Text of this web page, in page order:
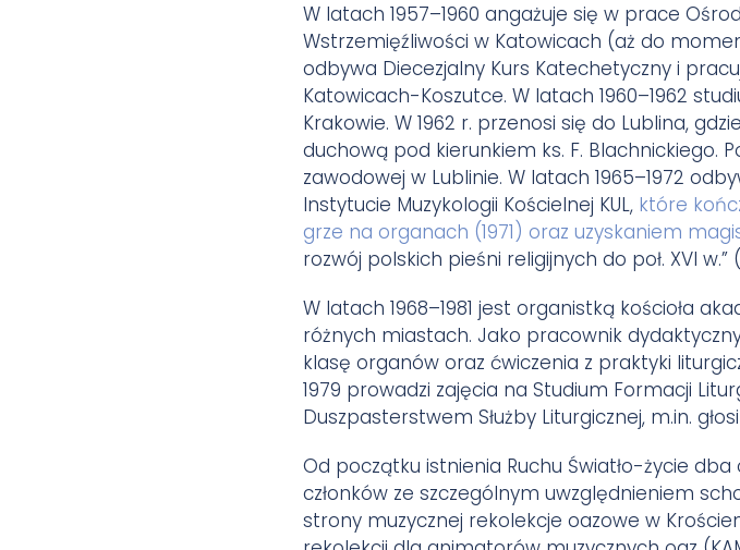
W latach 1957–1960 angażuje się w prace
Wstrzemięźliwości w Katowicach (aż do
odbywa Diecezjalny Kurs Katechetyczny i
Katowicach-Koszutce. W latach 1960–1962
Krakowie. W 1962 r. przenosi się do Lublina,
duchową pod kierunkiem ks. F. Blachnickiego.
zawodowej w Lublinie. W latach 1965–1972
Instytucie Muzykologii Kościelnej KUL, które
grze na organach (1971) oraz uzyskaniem
rozwój polskich pieśni religijnych do poł. XVI w.”
W latach 1968–1981 jest organistką kościoła
różnych miastach. Jako pracownik
klasę organów oraz ćwiczenia z praktyki
1979 prowadzi zajęcia na Studium Formacji
Duszpasterstwem Służby Liturgicznej, m.in.
Od początku istnienia Ruchu Światło-życie
członków ze szczególnym uwzględnieniem
strony muzycznej rekolekcje oazowe w